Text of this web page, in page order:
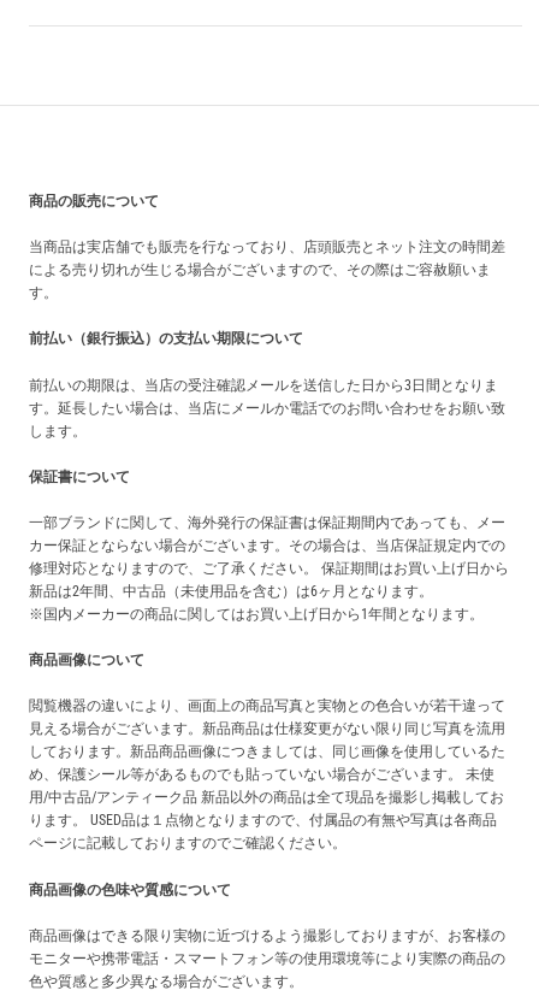
商品の販売について
当商品は実店舗でも販売を行なっており、店頭販売とネット注文の時間差
による売り切れが生じる場合がございますので、その際はご容赦願いま
す。
前払い（銀行振込）の支払い期限について
前払いの期限は、当店の受注確認メールを送信した日から3日間となりま
す。延長したい場合は、当店にメールか電話でのお問い合わせをお願い致
します。
保証書について
一部ブランドに関して、海外発行の保証書は保証期間内であっても、メー
カー保証とならない場合がございます。その場合は、当店保証規定内での
修理対応となりますので、ご了承ください。 保証期間はお買い上げ日から
新品は2年間、中古品（未使用品を含む）は6ヶ月となります。
※国内メーカーの商品に関してはお買い上げ日から1年間となります。
商品画像について
閲覧機器の違いにより、画面上の商品写真と実物との色合いが若干違って
見える場合がございます。新品商品は仕様変更がない限り同じ写真を流用
しております。新品商品画像につきましては、同じ画像を使用しているた
め、保護シール等があるものでも貼っていない場合がございます。 未使
用/中古品/アンティーク品 新品以外の商品は全て現品を撮影し掲載してお
ります。 USED品は１点物となりますので、付属品の有無や写真は各商品
ページに記載しておりますのでご確認ください。
商品画像の色味や質感について
商品画像はできる限り実物に近づけるよう撮影しておりますが、お客様の
モニターや携帯電話・スマートフォン等の使用環境等により実際の商品の
色や質感と多少異なる場合がございます。